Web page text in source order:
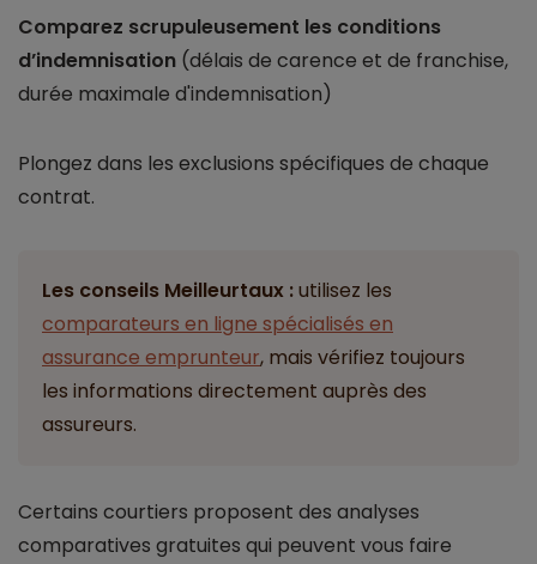
Comparez scrupuleusement les conditions
d’indemnisation (délais de carence et de franchise,
durée maximale d'indemnisation)
Plongez dans les exclusions spécifiques de chaque
contrat.
Les conseils Meilleurtaux :utilisez les
comparateurs en ligne spécialisés en
assurance emprunteur, mais vérifiez toujours
les informations directement auprès des
assureurs.
Certains courtiers proposent des analyses
comparatives gratuites qui peuvent vous faire